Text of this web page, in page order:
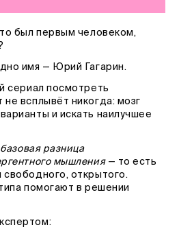
был первым человеком,
имя — Юрий Гагарин.
сериал посмотреть
всплывёт никогда: мозг
и искать наилучшее
базовая разница
мышления— то есть
открытого.
помогают в решении